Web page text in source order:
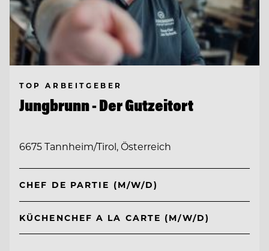
TOP ARBEITGEBER
Jungbrunn - Der Gutzeitort
6675 Tannheim/Tirol, Österreich
CHEF DE PARTIE (M/W/D)
KÜCHENCHEF A LA CARTE (M/W/D)